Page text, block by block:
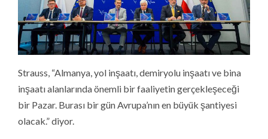
Strauss, “Almanya, yol inşaatı, demiryolu inşaatı ve bina
inşaatı alanlarında önemli bir faaliyetin gerçekleşeceği
bir Pazar. Burası bir gün Avrupa’nın en büyük şantiyesi
olacak.” diyor.